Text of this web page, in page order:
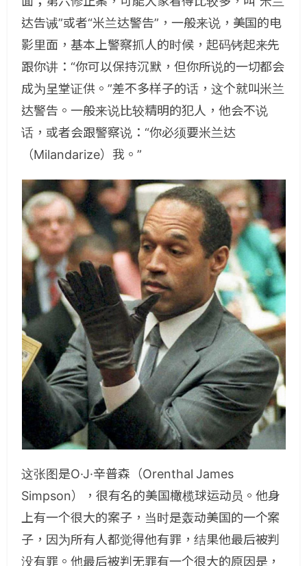
达告诫”或者“米兰达警告”，一般来说，美国的电
影里面，基本上警察抓人的时候，起码铐起来先
跟你讲：“你可以保持沉默，但你所说的一切都会
成为呈堂证供。”差不多样子的话，这个就叫米兰
达警告。一般来说比较精明的犯人，他会不说
话，或者会跟警察说：“你必须要米兰达
（Milandarize）我。”
这张图是O·J·辛普森（Orenthal James
Simpson），很有名的美国橄榄球运动员。他身
上有一个很大的案子，当时是轰动美国的一个案
子，因为所有人都觉得他有罪，结果他最后被判
没有罪。他最后被判无罪有一个很大的原因是，